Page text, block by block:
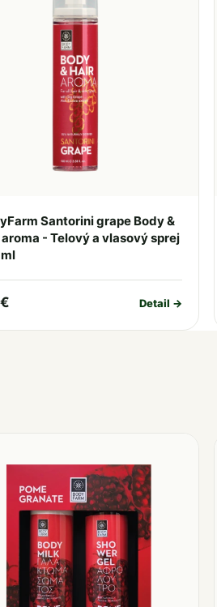
Santorini grape Body &
- Telový a vlasový sprej
Detail →